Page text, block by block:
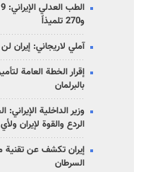
و270 تلميذاً
آملي لاريجاني: إيران
إقرار الخطة العامة
بالبرلمان
وزير الداخلية
الردع والقوة لإيران
إيران تكشف عن تقنية
السرطان